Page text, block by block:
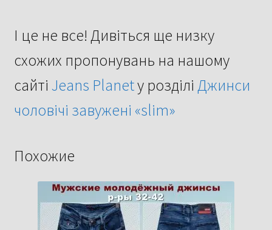
І це не все! Дивіться ще низку
схожих пропонувань на нашому
сайті Jeans Planetу розділі Джинси
чоловічі завужені «slim»
Похожие